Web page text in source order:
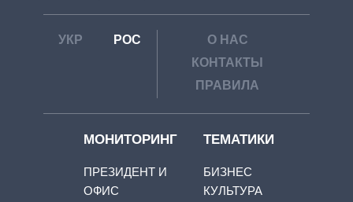
УКР РОС
О НАС
КОНТАКТЫ
ПРАВИЛА
МОНИТОРИНГ
ПРЕЗИДЕНТ И
ОФИС
ТЕМАТИКИ
БИЗНЕС
КУЛЬТУРА